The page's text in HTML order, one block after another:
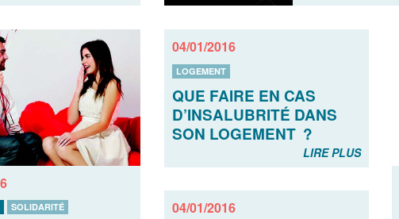
SOLIDARITÉ
04/01/2016
LOGEMENT
QUE FAIRE EN CAS
D’INSALUBRITÉ DANS
SON LOGEMENT ?
LIRE PLUS
04/01/2016